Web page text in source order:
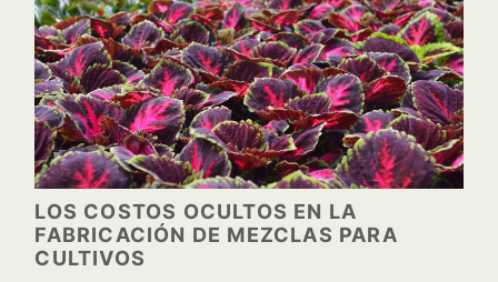
LOS COSTOS OCULTOS EN LA
FABRICACIÓN DE MEZCLAS PARA
CULTIVOS